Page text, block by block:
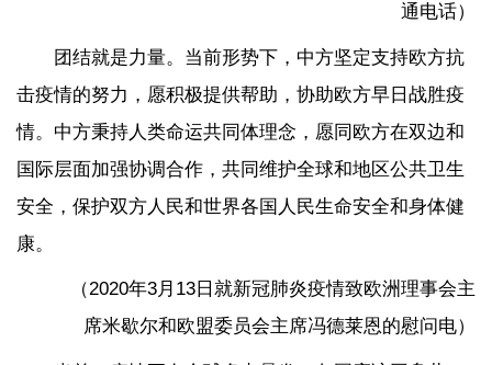
通电话）
团结就是力量。当前形势下，中方坚定支持欧方抗
击疫情的努力，愿积极提供帮助，协助欧方早日战胜疫
情。中方秉持人类命运共同体理念，愿同欧方在双边和
国际层面加强协调合作，共同维护全球和地区公共卫生
安全，保护双方人民和世界各国人民生命安全和身体健
康。
（2020年3月13日就新冠肺炎疫情致欧洲理事会主
席米歇尔和欧盟委员会主席冯德莱恩的慰问电）